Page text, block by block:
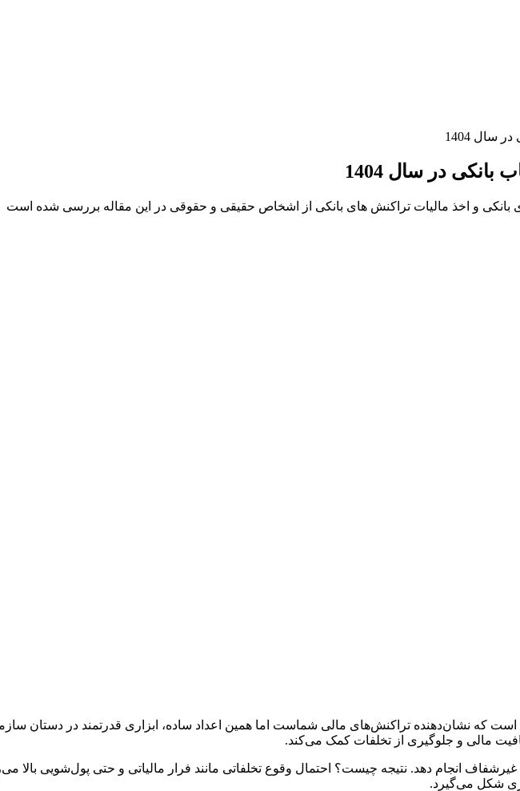
1404
در سال 1404
بانکی و اخذ مالیات تراکنش های بانکی از اشخاص حقیقی و حقوقی در این مقاله بررسی شده است
که نشان‌دهنده تراکنش‌های مالی شماست اما همین اعداد ساده، ابزاری قدرتمند در دستان
انجام دهد. نتیجه چیست؟ احتمال وقوع تخلفاتی مانند فرار مالیاتی و حتی پول‌شویی بالا
شکل می‌گیرد.